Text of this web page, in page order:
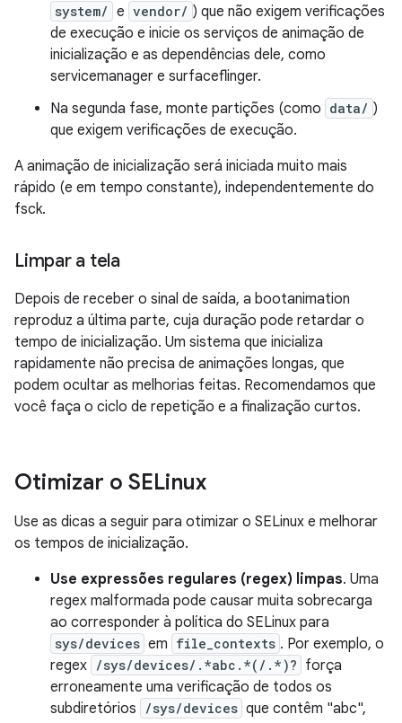
system/ e vendor/ ) que não exigem verificações
de execução e inicie os serviços de animação de
inicialização e as dependências dele, como
servicemanager e surfaceflinger.
Na segunda fase, monte partições (como data/ )
que exigem verificações de execução.
A animação de inicialização será iniciada muito mais
rápido (e em tempo constante), independentemente do
fsck.
Limpar a tela
Depois de receber o sinal de saída, a bootanimation
reproduz a última parte, cuja duração pode retardar o
tempo de inicialização. Um sistema que inicializa
rapidamente não precisa de animações longas, que
podem ocultar as melhorias feitas. Recomendamos que
você faça o ciclo de repetição e a finalização curtos.
Otimizar o SELinux
Use as dicas a seguir para otimizar o SELinux e melhorar
os tempos de inicialização.
Use expressões regulares (regex) limpas. Uma
regex malformada pode causar muita sobrecarga
ao corresponder à política do SELinux para
sys/devices em file_contexts . Por exemplo, o
regex /sys/devices/.*abc.*(/.*)? força
erroneamente uma verificação de todos os
subdiretórios
/sys/devices que contêm "abc",